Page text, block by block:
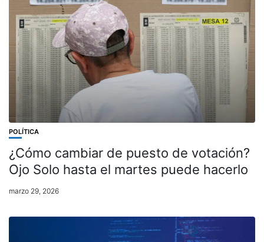
POLÍTICA
¿Cómo cambiar de puesto de votación?
Ojo Solo hasta el martes puede hacerlo
marzo 29, 2026